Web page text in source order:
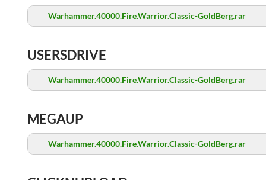
Warhammer.40000.Fire.Warrior.Classic-GoldBerg.rar
USERSDRIVE
Warhammer.40000.Fire.Warrior.Classic-GoldBerg.rar
MEGAUP
Warhammer.40000.Fire.Warrior.Classic-GoldBerg.rar